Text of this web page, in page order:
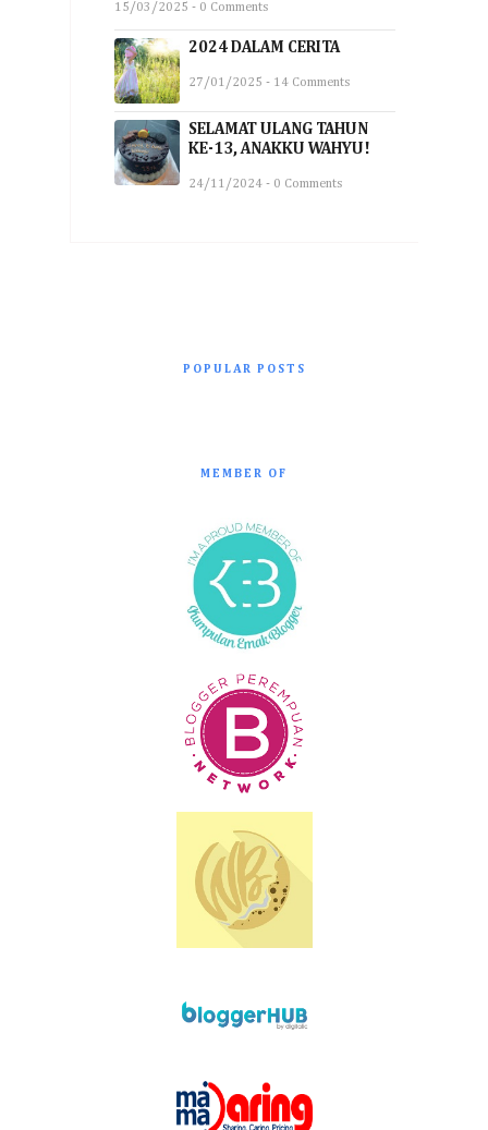
15/03/2025 - 0 Comments
2024 DALAM CERITA
27/01/2025 - 14 Comments
SELAMAT ULANG TAHUN
KE-13, ANAKKU WAHYU!
24/11/2024 - 0 Comments
POPULAR POSTS
MEMBER OF